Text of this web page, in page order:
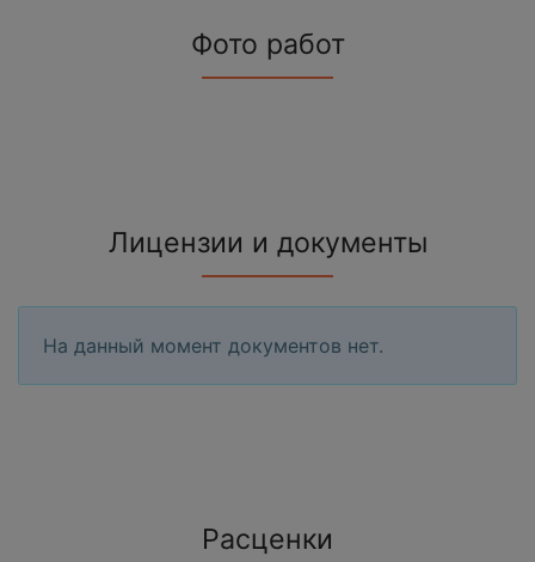
Фото работ
Лицензии и документы
На данный момент документов нет.
Расценки